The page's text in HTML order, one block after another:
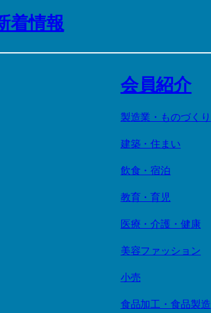
着情報
会員紹介
製造業・ものづくり
建築・住まい
飲食・宿泊
教育・育児
医療・介護・健康
美容ファッション
小売
食品加工・食品製造